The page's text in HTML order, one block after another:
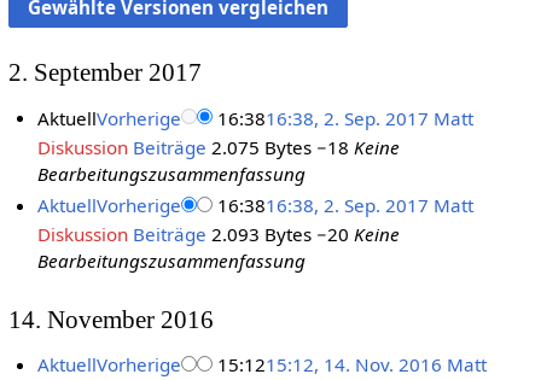
2. September 2017
AktuellVorherige 16:3816:38, 2. Sep. 2017 Matt
Diskussion Beiträge 2.075 Bytes −18 Keine
Bearbeitungszusammenfassung
AktuellVorherige 16:3816:38, 2. Sep. 2017 Matt
Diskussion Beiträge 2.093 Bytes −20 Keine
Bearbeitungszusammenfassung
14. November 2016
AktuellVorherige 15:1215:12, 14. Nov. 2016 Matt